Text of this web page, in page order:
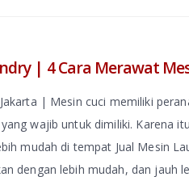
| 4 Cara Merawat
| Mesin cuci memiliki
wajib untuk dimiliki. Karena
mudah di tempat Jual Mesin
dengan lebih mudah, dan jauh